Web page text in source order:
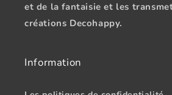
et de la fantaisie et les
créations Decohappy.
Information